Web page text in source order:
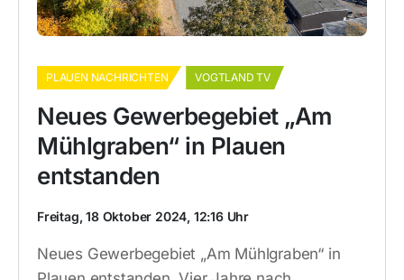
PLAUEN NACHRICHTEN VOGTLAND TV
Neues Gewerbegebiet „Am
Mühlgraben“ in Plauen
entstanden
Freitag, 18 Oktober 2024, 12:16 Uhr
Neues Gewerbegebiet „Am Mühlgraben“ in